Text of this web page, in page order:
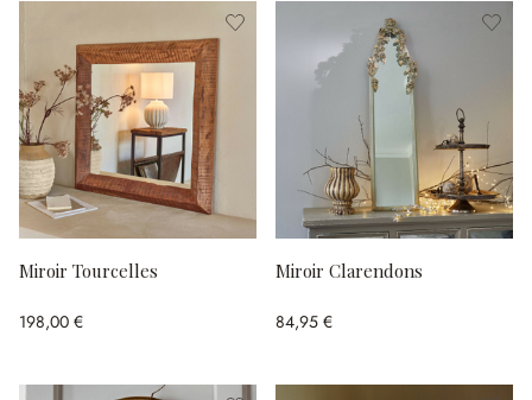
Miroir Tourcelles
198,00 €
Miroir Clarendons
84,95 €